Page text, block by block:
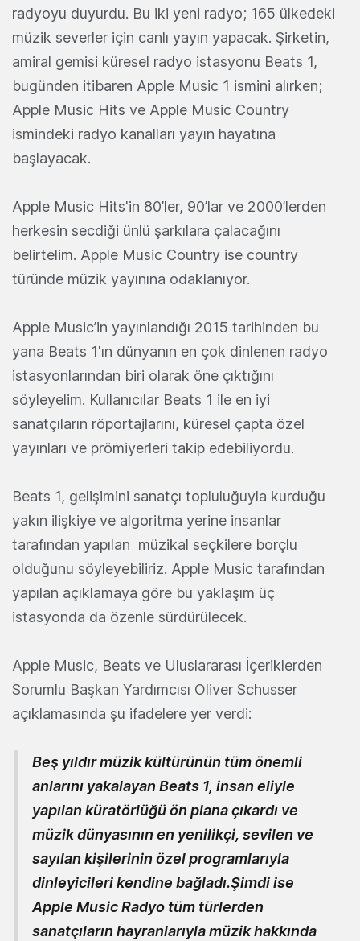
radyoyu duyurdu. Bu iki yeni radyo; 165 ülkedeki
müzik severler için canlı yayın yapacak. Şirketin,
amiral gemisi küresel radyo istasyonu Beats 1,
bugünden itibaren Apple Music 1 ismini alırken;
Apple Music Hits ve Apple Music Country
ismindeki radyo kanalları yayın hayatına
başlayacak.
Apple Music Hits'in 80’ler, 90’lar ve 2000’lerden
herkesin secdiği ünlü şarkılara çalacağını
belirtelim. Apple Music Country ise country
türünde müzik yayınına odaklanıyor.
Apple Music’in yayınlandığı 2015 tarihinden bu
yana Beats 1'ın dünyanın en çok dinlenen radyo
istasyonlarından biri olarak öne çıktığını
söyleyelim. Kullanıcılar Beats 1 ile en iyi
sanatçıların röportajlarını, küresel çapta özel
yayınları ve prömiyerleri takip edebiliyordu.
Beats 1, gelişimini sanatçı topluluğuyla kurduğu
yakın ilişkiye ve algoritma yerine insanlar
tarafından yapılan müzikal seçkilere borçlu
olduğunu söyleyebiliriz. Apple Music tarafından
yapılan açıklamaya göre bu yaklaşım üç
istasyonda da özenle sürdürülecek.
Apple Music, Beats ve Uluslararası İçeriklerden
Sorumlu Başkan Yardımcısı Oliver Schusser
açıklamasında şu ifadelere yer verdi:
Beş yıldır müzik kültürünün tüm önemli
anlarını yakalayan Beats 1, insan eliyle
yapılan küratörlüğü ön plana çıkardı ve
müzik dünyasının en yenilikçi, sevilen ve
sayılan kişilerinin özel programlarıyla
dinleyicileri kendine bağladı.Şimdi ise
Apple Music Radyo tüm türlerden
sanatçıların hayranlarıyla müzik hakkında